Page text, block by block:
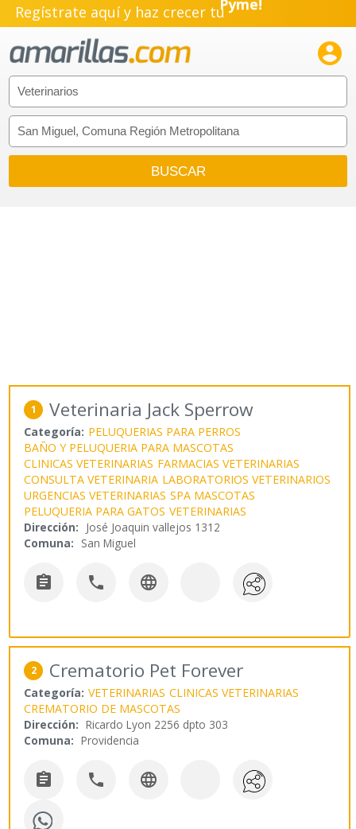
Regístrate aquí y haz crecer tuPyme!
Emprendimiento!

1 Veterinaria Jack Sperrow
Categoría: PELUQUERIAS PARA PERROS
BAÑO Y PELUQUERIA PARA MASCOTAS
CLINICAS VETERINARIAS FARMACIAS VETERINARIAS
CONSULTA VETERINARIA LABORATORIOS VETERINARIOS
URGENCIAS VETERINARIAS SPA MASCOTAS
PELUQUERIA PARA GATOS VETERINARIAS
Dirección: José Joaquin vallejos 1312
Comuna: San Miguel
  
2 Crematorio Pet Forever
Categoría: VETERINARIAS CLINICAS VETERINARIAS
CREMATORIO DE MASCOTAS
Dirección: Ricardo Lyon 2256 dpto 303
Comuna: Providencia
  